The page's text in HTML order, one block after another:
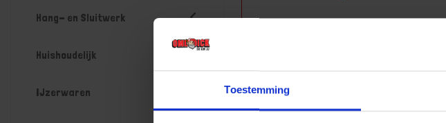
Toestemming
Hang- en Sluitwerk
Huishoudelijk
IJzerwaren